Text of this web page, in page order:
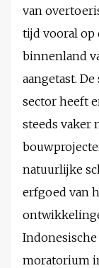
van
tijd vooral op
binnenland
aangetast.
sector heeft
steeds vaker
natuurlijke
erfgoed van
moratorium